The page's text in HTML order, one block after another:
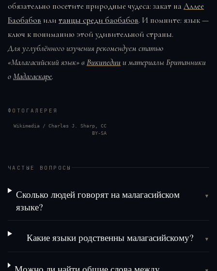
обязательно посетите природные чудеса: закат наАллее
Баобабов или танцы среди баобабов. И помните: язык —
ключ к пониманию этой удивительной страны.
Для углублённого изучения рекомендуем статью
«Малагасийский язык» в Википедиии материалы Британники
оМадагаскаре.
ФОТОГАЛЕРЕЯ
Wikimedia / Charles J. Sharp, CC
BY-SA
ЧАСТЫЕ ВОПРОСЫ
Сколько людей говорят на малагасийском
языке?
▾
Какие языки родственны малагасийскому? ▾